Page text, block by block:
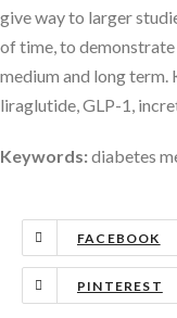
give way to larger
of time, to
medium and long term.
liraglutide, GLP-1,
Keywords:diabetes
FACEBOOK
PINTEREST